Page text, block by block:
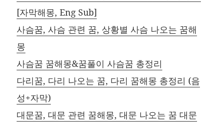
[자막해몽, Eng Sub]
사슴꿈, 사슴 관련 꿈, 상황별 사슴 나오는 꿈해
몽
사슴꿈 꿈해몽&꿈풀이 사슴꿈 총정리
다리꿈, 다리 나오는 꿈, 다리 꿈해몽 총정리 (음
성+자막)
대문꿈, 대문 관련 꿈해몽, 대문 나오는 꿈 대문